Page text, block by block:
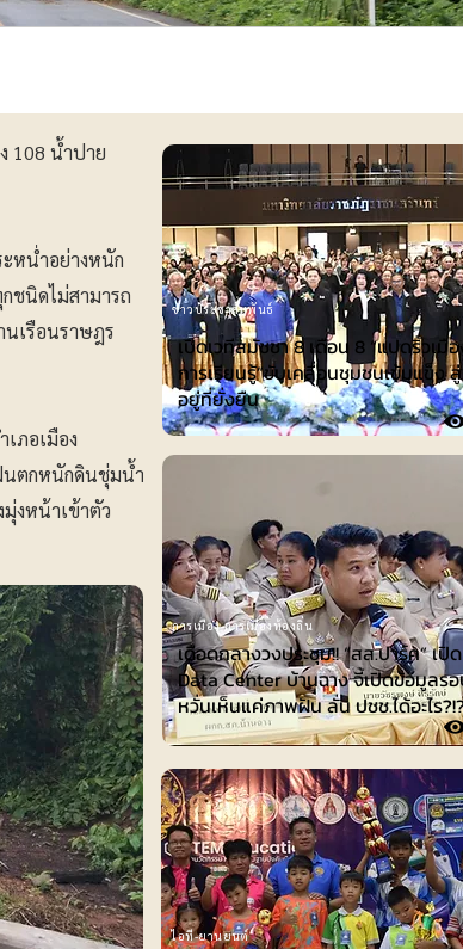
108 น้ำปาย
หน่ำอย่างหนัก
ชนิดไม่สามารถ
เรือนราษฎร
ภอเมือง
นตกหนักดินชุ่มน้ำ
งหน้าเข้าตัว
เปิดเวทีสมัชชา 8 เดือน 8 “แปดริ้วเมื
การเรียนรู้”ขับเคลื่อนชุมชนเข้มแข็ง
อยู่ที่ยั่งยืน
ข่าวประชาสัมพันธ์
เดือดกลางวงประชุม!! “สส.ปาร์ค” เปิ
Data Center บ้านฉาง จี้เปิดข้อมูลร
หวั่นเห็นแค่ภาพฝัน ลั่น ปชช.ได้อะไร
การเมือง-การเมืองท้องถิ่น
ไอที-ยานยนต์